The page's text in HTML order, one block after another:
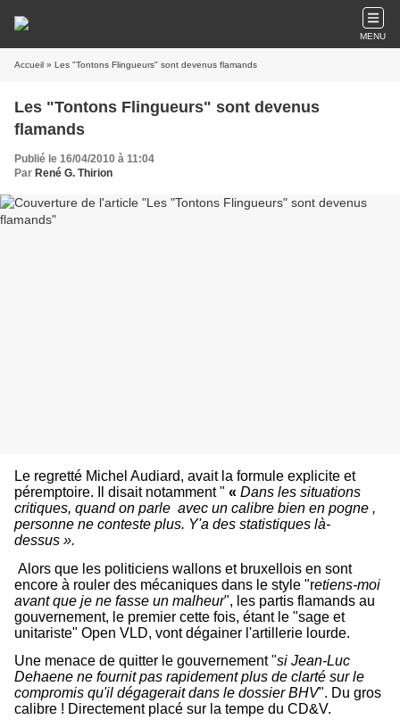
MENU
Accueil » Les "Tontons Flingueurs" sont devenus flamands
Les "Tontons Flingueurs" sont devenus
flamands
Publié le 16/04/2010 à 11:04
Par René G. Thirion
Le regretté Michel Audiard, avait la formule explicite et
péremptoire. Il disait notamment " « Dans les situations
critiques, quand on parle avec un calibre bien en pogne ,
personne ne conteste plus. Y'a des statistiques là-
dessus ».
Alors que les politiciens wallons et bruxellois en sont
encore à rouler des mécaniques dans le style "retiens-moi
avant que je ne fasse un malheur", les partis flamands au
gouvernement, le premier cette fois, étant le "sage et
unitariste" Open VLD, vont dégainer l'artillerie lourde.
Une menace de quitter le gouvernement "si Jean-Luc
Dehaene ne fournit pas rapidement plus de clarté sur le
compromis qu'il dégagerait dans le dossier BHV". Du gros
calibre ! Directement placé sur la tempe du CD&V.